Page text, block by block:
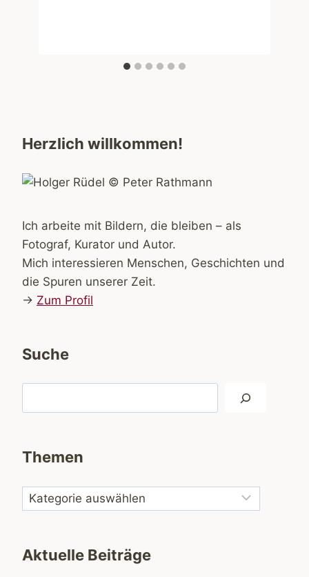
Herzlich willkommen!
Ich arbeite mit Bildern, die bleiben – als
Fotograf, Kurator und Autor.
Mich interessieren Menschen, Geschichten und
die Spuren unserer Zeit.
→ Zum Profil
Suche
Themen
Aktuelle Beiträge